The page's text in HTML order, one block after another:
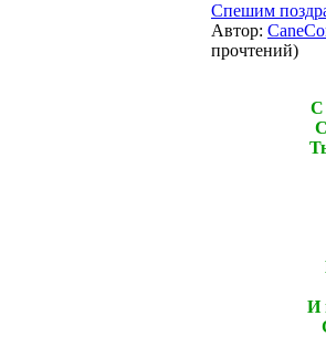
Спешим
Автор:
прочтений)
С
И